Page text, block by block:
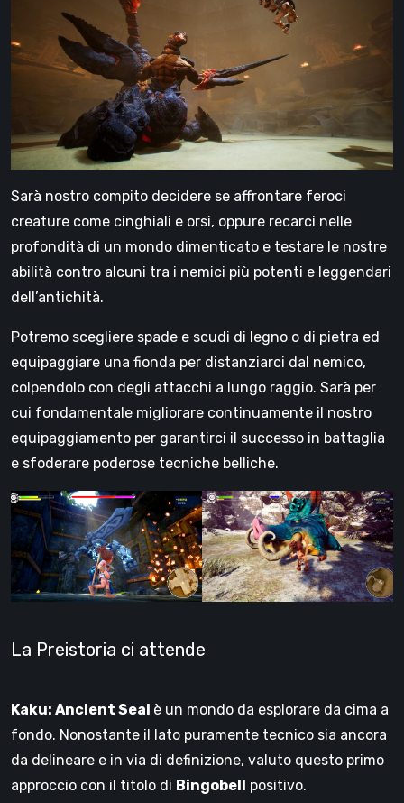
Sarà nostro compito decidere se affrontare feroci
creature come cinghiali e orsi, oppure recarci nelle
profondità di un mondo dimenticato e testare le nostre
abilità contro alcuni tra i nemici più potenti e leggendari
dell’antichità.
Potremo scegliere spade e scudi di legno o di pietra ed
equipaggiare una fionda per distanziarci dal nemico,
colpendolo con degli attacchi a lungo raggio. Sarà per
cui fondamentale migliorare continuamente il nostro
equipaggiamento per garantirci il successo in battaglia
e sfoderare poderose tecniche belliche.
La Preistoria ci attende
Kaku: Ancient Seal è un mondo da esplorare da cima a
fondo. Nonostante il lato puramente tecnico sia ancora
da delineare e in via di definizione, valuto questo primo
approccio con il titolo di Bingobell positivo.